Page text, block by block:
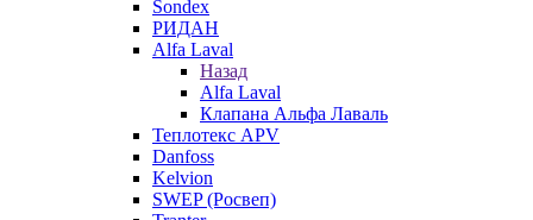
Sondex
РИДАН
Alfa Laval
Назад
Alfa Laval
Клапана Альфа Лаваль
Теплотекс APV
Danfoss
Kelvion
SWEP (Росвеп)